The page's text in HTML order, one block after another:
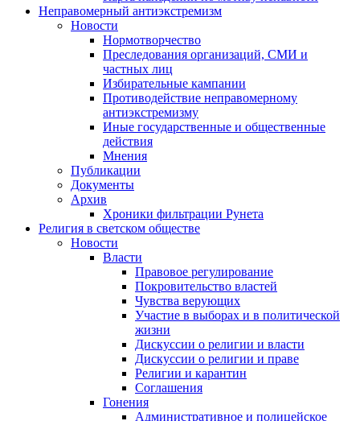
Неправомерный антиэкстремизм
Новости
Нормотворчество
Преследования организаций, СМИ и
частных лиц
Избирательные кампании
Противодействие неправомерному
антиэкстремизму
Иные государственные и общественные
действия
Мнения
Публикации
Документы
Архив
Хроники фильтрации Рунета
Религия в светском обществе
Новости
Власти
Правовое регулирование
Покровительство властей
Чувства верующих
Участие в выборах и в политической
жизни
Дискуссии о религии и власти
Дискуссии о религии и праве
Религии и карантин
Соглашения
Гонения
Административное и полицейское